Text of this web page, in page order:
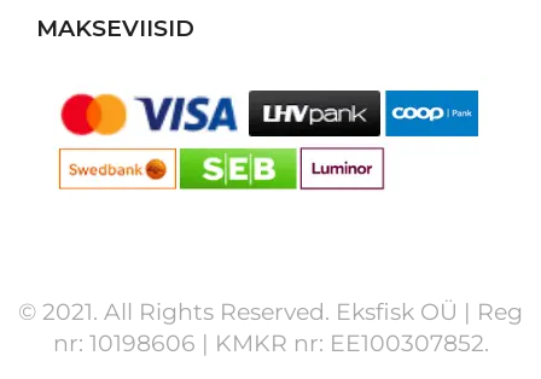
MAKSEVIISID
© 2021. All Rights Reserved. Eksfisk OÜ | Reg
nr: 10198606 | KMKR nr: EE100307852.